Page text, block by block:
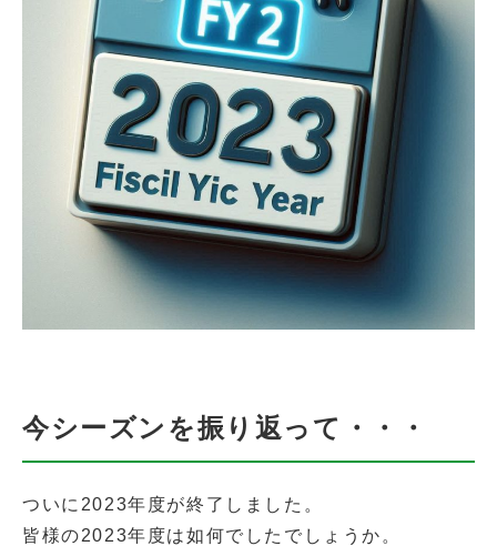
今シーズンを振り返って・・・
ついに2023年度が終了しました。
皆様の2023年度は如何でしたでしょうか。